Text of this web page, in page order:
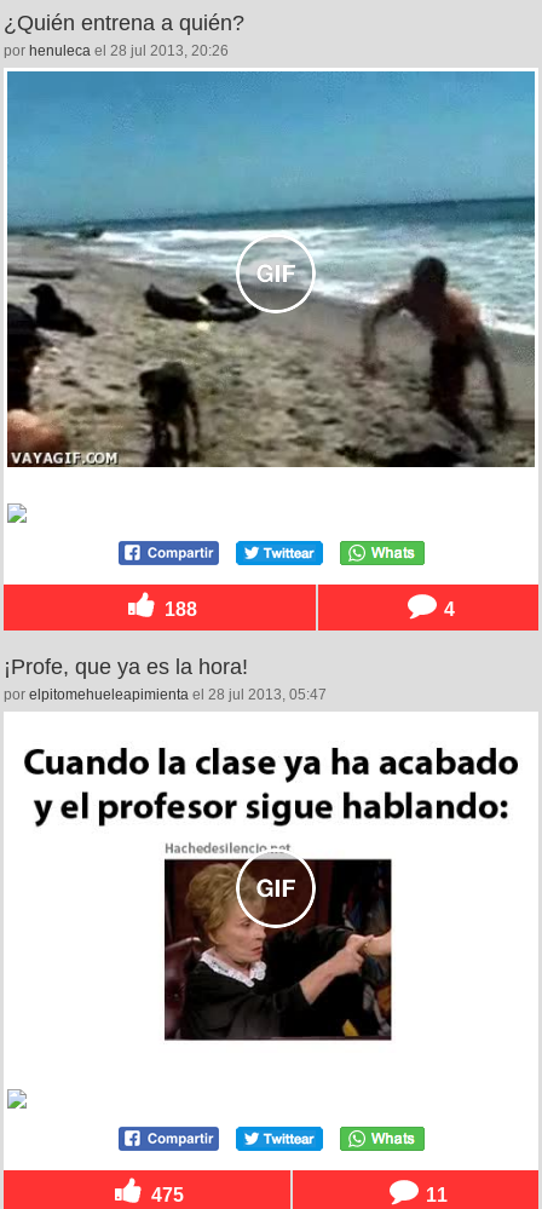
¿Quién entrena a quién?
por henuleca el 28 jul 2013, 20:26
188 4
¡Profe, que ya es la hora!
por elpitomehueleapimienta el 28 jul 2013, 05:47
475 11